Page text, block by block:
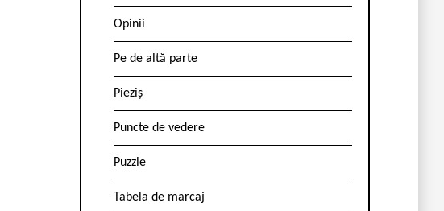
Opinii
Pe de altă parte
Pieziș
Puncte de vedere
Puzzle
Tabela de marcaj